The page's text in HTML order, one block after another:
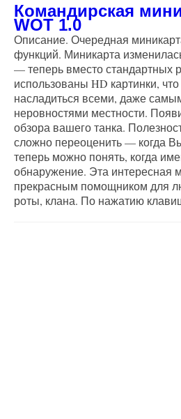
Командирская
WOT 1.0
Описание. Очередная
функций. Миникарта
— теперь вместо стандартных
использованы HD картинки,
насладиться всеми, даже
неровностями местности.
обзора вашего танка.
сложно переоценить — когда
теперь можно понять, когда
обнаружение. Эта интересная
прекрасным помощником для
роты, клана. По нажатию